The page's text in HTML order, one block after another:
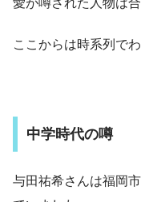
愛が噂された人物は
ここからは時系列で
中学時代の噂
与田祐希さんは福岡